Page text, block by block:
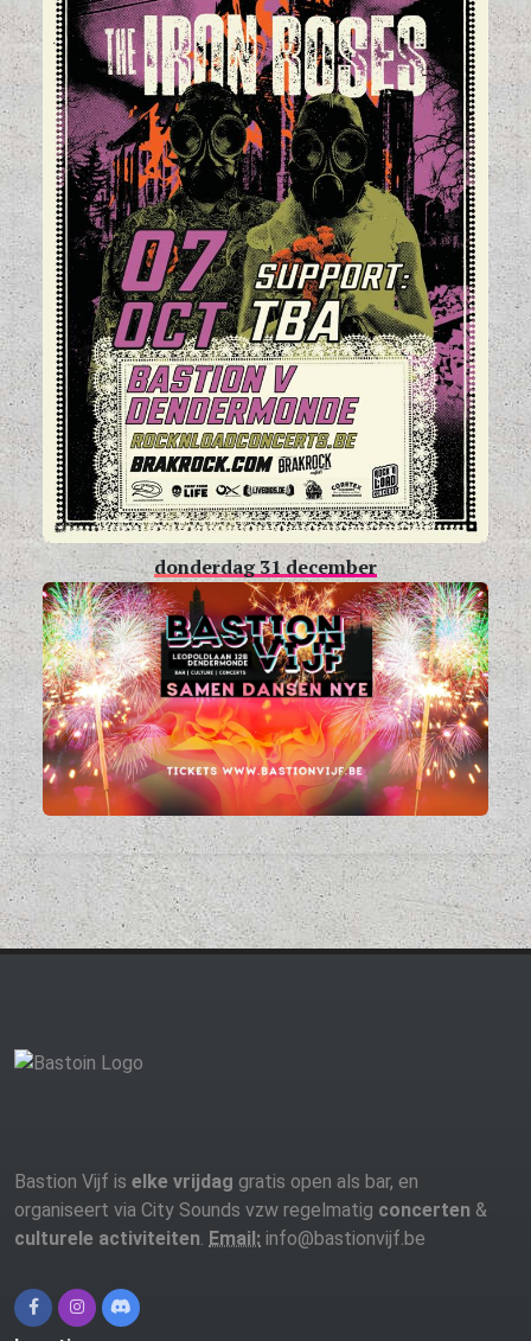
donderdag 31 december
Bastion Vijf is elke vrijdag gratis open als bar, en
organiseert via City Sounds vzw regelmatig concerten &
culturele activiteiten. Email: info@bastionvijf.be